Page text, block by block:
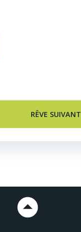
RÊVE SUIVANT